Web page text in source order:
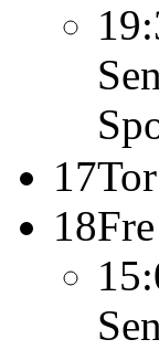
17Tor
18Fre